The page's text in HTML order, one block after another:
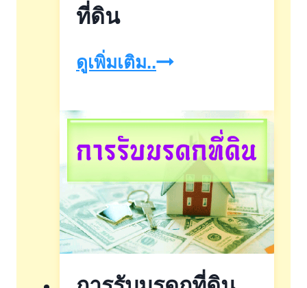
ทาวน์
บ้าน
แฝด
ที่ดิน
คอน
โด
ที่ดิน
ดูเพิ่มเติม..จำนอง
จำนอง
คอน
โด
อาคาร
ที่ดิน